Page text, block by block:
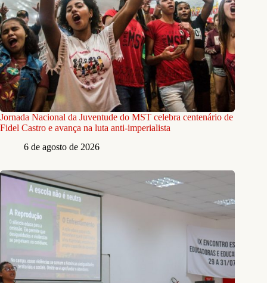
Jornada Nacional da Juventude do MST celebra centenário de
Fidel Castro e avança na luta anti-imperialista
6 de agosto de 2026